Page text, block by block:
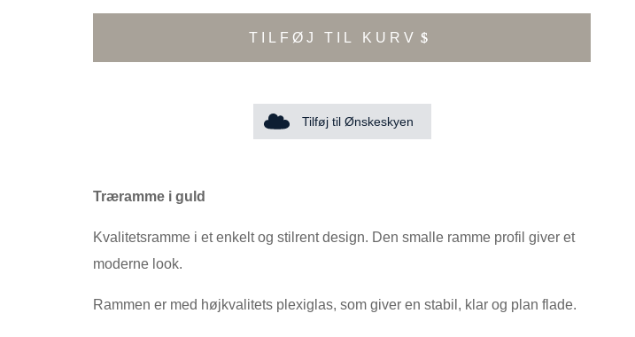
TILFØJ TIL KURV
Tilføj til Ønskeskyen
Træramme i guld
Kvalitetsramme i et enkelt og stilrent design. Den smalle ramme profil giver et
moderne look.
Rammen er med højkvalitets plexiglas, som giver en stabil, klar og plan flade.